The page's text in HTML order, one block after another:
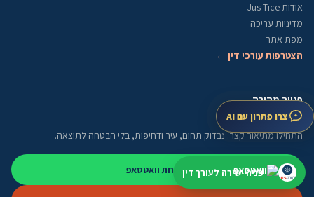
אודות Jus-Tice
מדיניות עריכה
מפת אתר
הצטרפות עורכי דין ←
פנייה מהירה
התחילו מתיאור קצר. נבדוק תחום, עיר ודחיפות, בלי הבטחה לתוצאה.
שליחת וואטסאפ
צרו פתרון עם AI
פניה ישירה לעורך דין